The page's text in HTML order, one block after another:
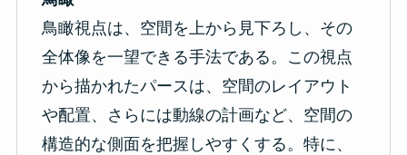
鳥瞰視点は、空間を上から見下ろし、その
全体像を一望できる手法である。この視点
から描かれたパースは、空間のレイアウト
や配置、さらには動線の計画など、空間の
構造的な側面を把握しやすくする。特に、